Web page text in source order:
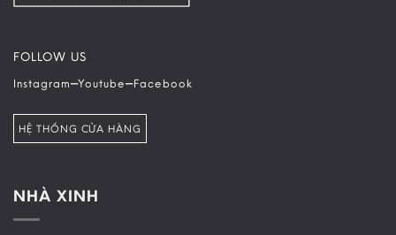
FOLLOW US
Instagram–Youtube–Facebook
HỆ THỐNG CỬA HÀNG
NHÀ XINH